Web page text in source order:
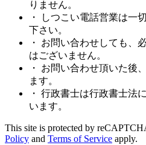
りません。
・ しつこい電話営業は一
下さい。
・ お問い合わせしても、
はございません。
・ お問い合わせ頂いた後
ます。
・ 行政書士は行政書士法
います。
This site is protected by
Policy and Terms of Service apply.